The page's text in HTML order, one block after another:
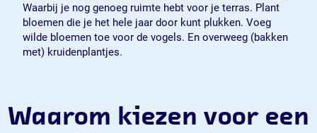
Waarbij je nog genoeg ruimte hebt voor je terras. Plant
bloemen die je het hele jaar door kunt plukken. Voeg
wilde bloemen toe voor de vogels. En overweeg (bakken
met) kruidenplantjes.
Waarom kiezen voor een